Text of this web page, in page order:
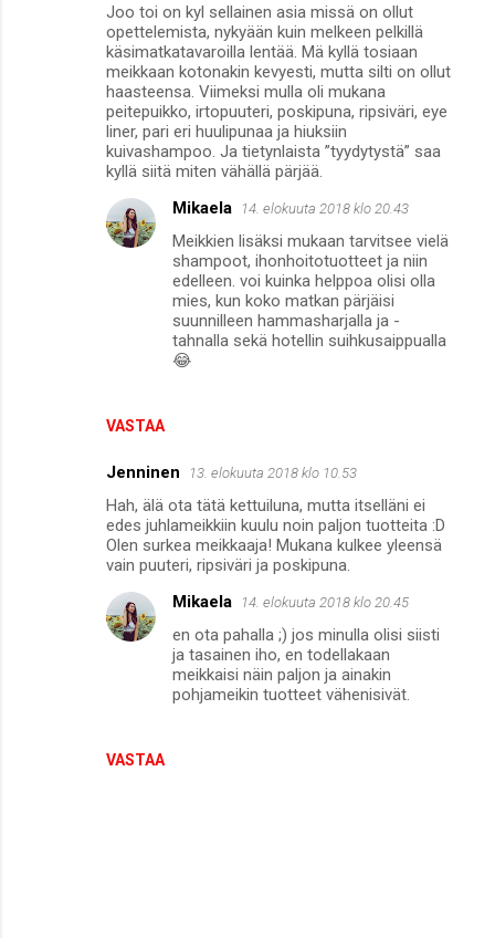
Joo toi on kyl sellainen asia missä on ollut
opettelemista, nykyään kuin melkeen pelkillä
käsimatkatavaroilla lentää. Mä kyllä tosiaan
meikkaan kotonakin kevyesti, mutta silti on ollut
haasteensa. Viimeksi mulla oli mukana
peitepuikko, irtopuuteri, poskipuna, ripsiväri, eye
liner, pari eri huulipunaa ja hiuksiin
kuivashampoo. Ja tietynlaista ”tyydytystä” saa
kyllä siitä miten vähällä pärjää.
VASTAA
Mikaela 14. elokuuta 2018 klo 20.43
Meikkien lisäksi mukaan tarvitsee vielä
shampoot, ihonhoitotuotteet ja niin
edelleen. voi kuinka helppoa olisi olla
mies, kun koko matkan pärjäisi
suunnilleen hammasharjalla ja -
tahnalla sekä hotellin suihkusaippualla
😂
Jenninen 13. elokuuta 2018 klo 10.53
Hah, älä ota tätä kettuiluna, mutta itselläni ei
edes juhlameikkiin kuulu noin paljon tuotteita :D
Olen surkea meikkaaja! Mukana kulkee yleensä
vain puuteri, ripsiväri ja poskipuna.
VASTAA
Mikaela 14. elokuuta 2018 klo 20.45
en ota pahalla ;) jos minulla olisi siisti
ja tasainen iho, en todellakaan
meikkaisi näin paljon ja ainakin
pohjameikin tuotteet vähenisivät.